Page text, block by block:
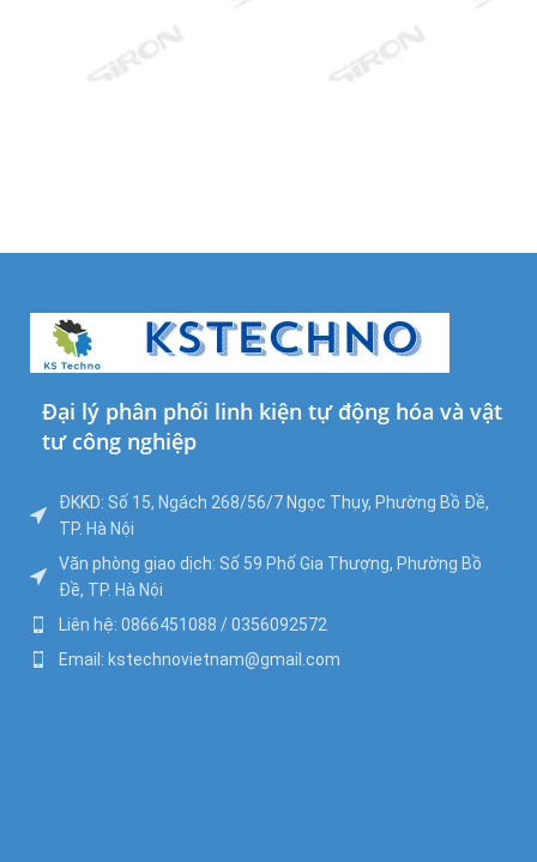
Đại lý phân phối linh kiện tự động hóa và vật
tư công nghiệp
ĐKKD: Số 15, Ngách 268/56/7 Ngọc Thụy, Phường Bồ Đề,
TP. Hà Nội
Văn phòng giao dịch: Số 59 Phố Gia Thượng, Phường Bồ
Đề, TP. Hà Nội
Liên hệ: 0866451088 / 0356092572
Email: kstechnovietnam@gmail.com